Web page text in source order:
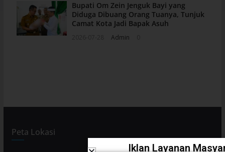
Bupati Om Zein Jenguk Bayi yang
Diduga Dibuang Orang Tuanya, Tunjuk
Camat Kota Jadi Bapak Asuh
Admin
Peta Lokasi
Iklan Layanan